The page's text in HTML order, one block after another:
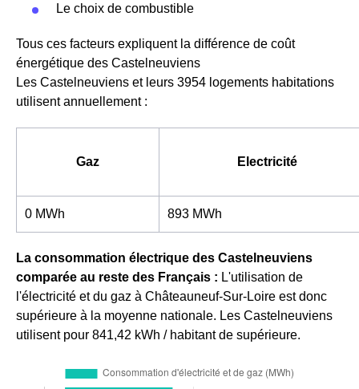
Le choix de combustible
Tous ces facteurs expliquent la différence de coût
énergétique des Castelneuviens
Les Castelneuviens et leurs 3954 logements habitations
utilisent annuellement :
Gaz Electricité
0 MWh 893 MWh
La consommation électrique des Castelneuviens
comparée au reste des Français : L'utilisation de
l'électricité et du gaz à Châteauneuf-Sur-Loire est donc
supérieure à la moyenne nationale. Les Castelneuviens
utilisent pour 841,42 kWh / habitant de supérieure.